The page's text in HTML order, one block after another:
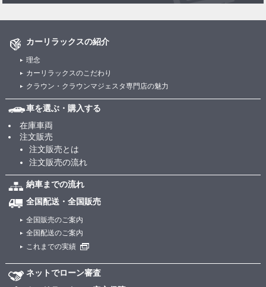
カーリラックスの紹介
理念
カーリラックスのこだわり
クラウン・クラウンマジェスタ専門店の魅力
車を選ぶ・購入する
在庫車両
注文販売
注文販売とは
注文販売の流れ
納車までの流れ
全国配送・全国販売
全国販売のご案内
全国配送のご案内
これまでの実績
ネットでローン審査